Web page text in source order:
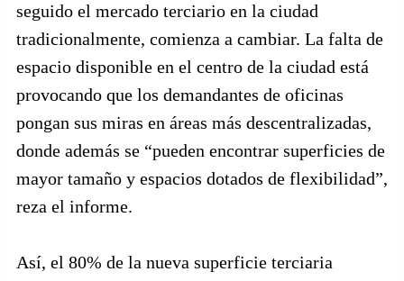
seguido el mercado terciario en la ciudad
tradicionalmente, comienza a cambiar. La falta de
espacio disponible en el centro de la ciudad está
provocando que los demandantes de oficinas
pongan sus miras en áreas más descentralizadas,
donde además se “pueden encontrar superficies de
mayor tamaño y espacios dotados de flexibilidad”,
reza el informe.
Así, el 80% de la nueva superficie terciaria